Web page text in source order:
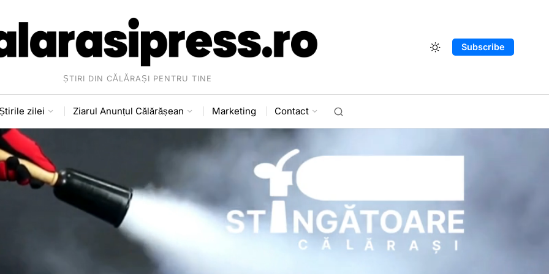
ȘTIRI DIN CĂLĂRAȘI PENTRU TINE
Subscribe
zilei Ziarul Anunțul Călărășean Marketing Contact